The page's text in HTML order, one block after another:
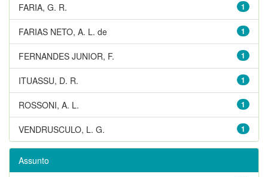
1
FARIA, G. R.
1
FARIAS NETO, A. L. de
1
FERNANDES JUNIOR, F.
1
ITUASSU, D. R.
1
ROSSONI, A. L.
1
VENDRUSCULO, L. G.
Assunto